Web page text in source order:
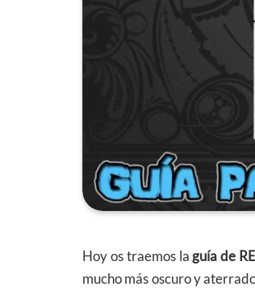
Hoy os traemos laguía de
mucho más oscuro y